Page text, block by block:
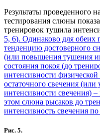
Результаты проведенного
тестирования слюны
тренировок тушила
5, 6). Одинаково для обеих
тенденцию достоверного
(или повышения тушения
состояния покоя (до
интенсивности
остаточного свечения
интенсивности свечения)
этом слюна рысаков до
интенсивность свечения
Рис. 5.